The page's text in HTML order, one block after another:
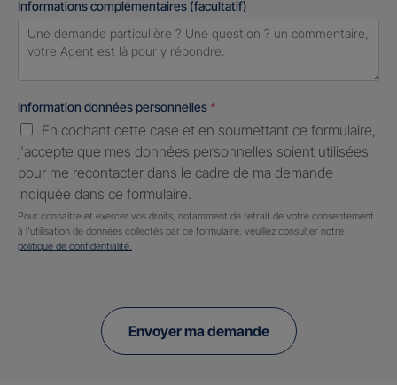
Informations complémentaires (facultatif)
Information données personnelles *
En cochant cette case et en soumettant ce formulaire,
j'accepte que mes données personnelles soient utilisées
pour me recontacter dans le cadre de ma demande
indiquée dans ce formulaire.
Pour connaitre et exercer vos droits, notamment de retrait de votre consentement
à l'utilisation de données collectés par ce formulaire, veuillez consulter notre
politique de confidentialité.
Envoyer ma demande